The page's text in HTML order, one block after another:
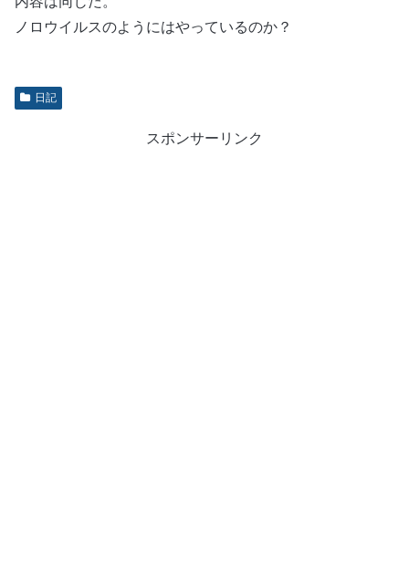
ノロウイルスのようにはやっているのか？
日記
スポンサーリンク